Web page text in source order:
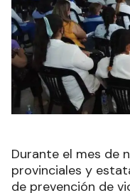
Durante el mes de
provinciales y
de prevención de